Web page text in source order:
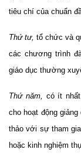
tiêu chí của chuẩn
Thứ tư, tổ chức và
các chương trình
giáo dục thường
Thứ năm,
có ít
cho hoạt động
thảo với sự tham
hoặc kinh nghiệm